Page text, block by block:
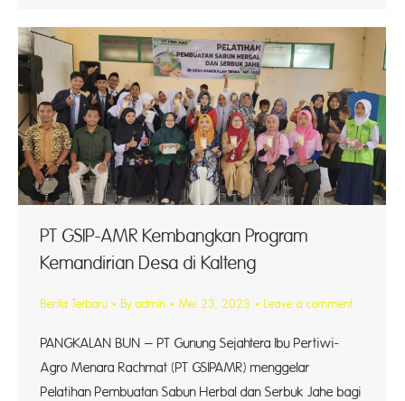
PT GSIP-AMR Kembangkan Program
Kemandirian Desa di Kalteng
Berita Terbaru By admin Mei 23, 2023 Leave a comment
PANGKALAN BUN – PT Gunung Sejahtera Ibu Pertiwi-
Agro Menara Rachmat (PT GSIPAMR) menggelar
Pelatihan Pembuatan Sabun Herbal dan Serbuk Jahe bagi